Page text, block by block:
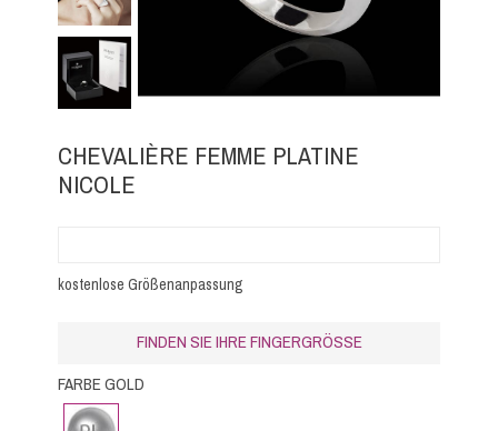
CHEVALIÈRE FEMME PLATINE
NICOLE
kostenlose Größenanpassung
FINDEN SIE IHRE FINGERGRÖSSE
FARBE GOLD
Platin